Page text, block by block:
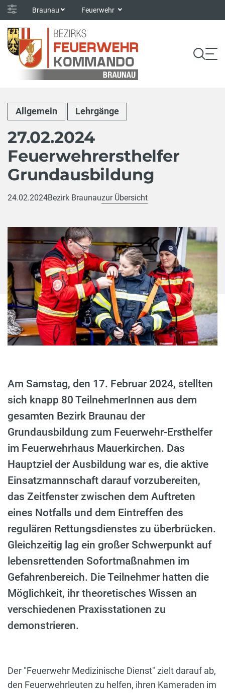
Braunau Feuerwehr
Allgemein Lehrgänge
27.02.2024
Feuerwehrersthelfer
Grundausbildung
24.02.2024Bezirk Braunauzur Übersicht
Am Samstag, den 17. Februar 2024, stellten
sich knapp 80 TeilnehmerInnen aus dem
gesamten Bezirk Braunau der
Grundausbildung zum Feuerwehr-Ersthelfer
im Feuerwehrhaus Mauerkirchen. Das
Hauptziel der Ausbildung war es, die aktive
Einsatzmannschaft darauf vorzubereiten,
das Zeitfenster zwischen dem Auftreten
eines Notfalls und dem Eintreffen des
regulären Rettungsdienstes zu überbrücken.
Gleichzeitig lag ein großer Schwerpunkt auf
lebensrettenden Sofortmaßnahmen im
Gefahrenbereich. Die Teilnehmer hatten die
Möglichkeit, ihr theoretisches Wissen an
verschiedenen Praxisstationen zu
demonstrieren.
Der "Feuerwehr Medizinische Dienst" zielt darauf ab,
den Feuerwehrleuten zu helfen, ihren Kameraden im